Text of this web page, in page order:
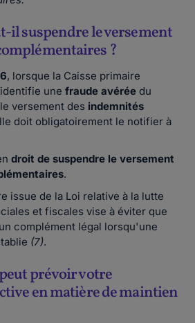
il suspendre le versement
?
, lorsque la Caisse primaire
une fraude avérée du
versement des indemnités
doit obligatoirement le notifier à
droit de suspendre le versement
.
issue de la Loi relative à la lutte
et fiscales vise à éviter que
complément légal lorsqu'une
(7).
prévoir votre
en matière de maintien